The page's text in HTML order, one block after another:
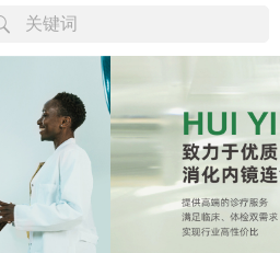
关键词